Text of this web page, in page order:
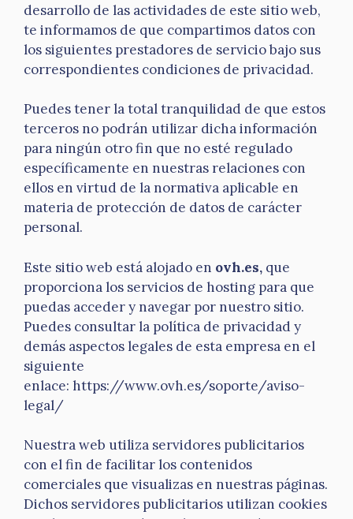
desarrollo de las actividades de este sitio web,
te informamos de que compartimos datos con
los siguientes prestadores de servicio bajo sus
correspondientes condiciones de privacidad.
Puedes tener la total tranquilidad de que estos
terceros no podrán utilizar dicha información
para ningún otro fin que no esté regulado
específicamente en nuestras relaciones con
ellos en virtud de la normativa aplicable en
materia de protección de datos de carácter
personal.
Este sitio web está alojado en ovh.es, que
proporciona los servicios de hosting para que
puedas acceder y navegar por nuestro sitio.
Puedes consultar la política de privacidad y
demás aspectos legales de esta empresa en el
siguiente
enlace: https://www.ovh.es/soporte/aviso-
legal/
Nuestra web utiliza servidores publicitarios
con el fin de facilitar los contenidos
comerciales que visualizas en nuestras páginas.
Dichos servidores publicitarios utilizan cookies